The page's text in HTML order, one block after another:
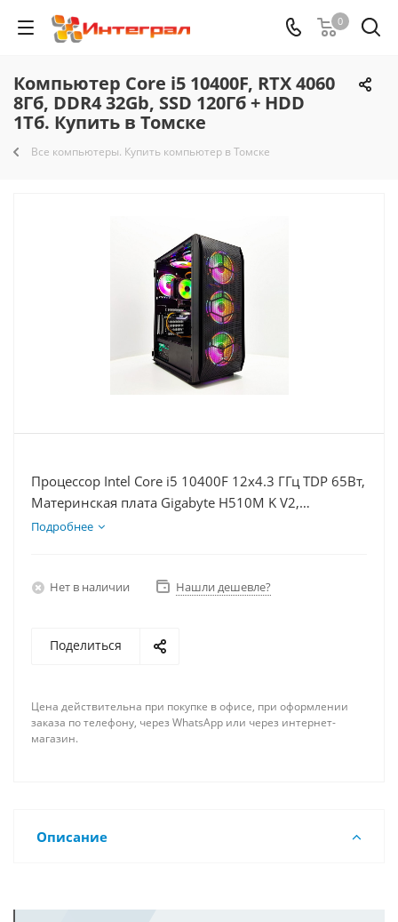
0
Компьютер Core i5 10400F, RTX 4060
8Гб, DDR4 32Gb, SSD 120Гб + HDD
1Тб. Купить в Томске
Все компьютеры. Купить компьютер в Томске
Процессор Intel Core i5 10400F 12x4.3 ГГц TDP 65Вт,
Материнская плата Gigabyte H510M K V2,
Видеокарта RTX 4060 8Гб, Память DDR4 32Gb,
Подробнее
Нет в наличии Нашли дешевле?
Поделиться
Цена действительна при покупке в офисе, при оформлении
заказа по телефону, через WhatsApp или через интернет-
магазин.
Описание